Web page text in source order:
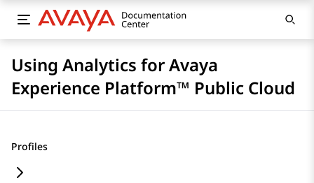
Using Analytics for Avaya
Experience Platform™ Public Cloud
Profiles